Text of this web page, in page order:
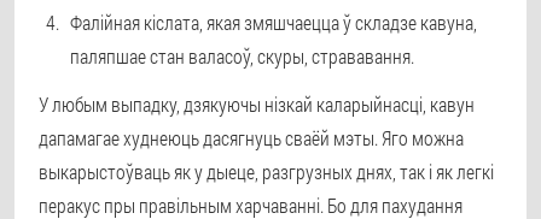
Фалійная кіслата, якая змяшчаецца ў складзе кавуна,
паляпшае стан валасоў, скуры, стрававання.
У любым выпадку, дзякуючы нізкай каларыйнасці, кавун
дапамагае худнеюць дасягнуць сваёй мэты. Яго можна
выкарыстоўваць як у дыеце, разгрузных днях, так і як легкі
перакус пры правільным харчаванні. Бо для пахудання